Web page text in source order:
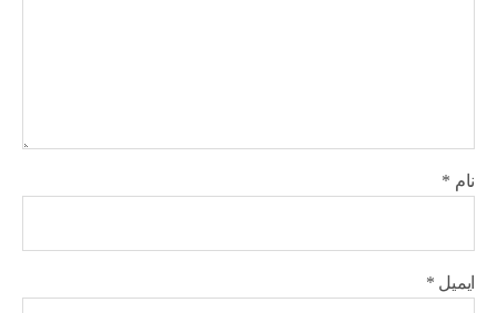
نام *
ایمیل *